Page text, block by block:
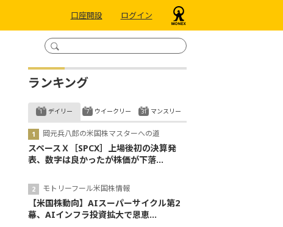
口座開設 ログイン
ランキング
デイリー
岡元兵八郎の米国株マスターへの道
スペースＸ［SPCX］上場後初の決算発
表、数字は良かったが株価が下落...
モトリーフール米国株情報
【米国株動向】AIスーパーサイクル第2
幕、AIインフラ投資拡大で恩恵...
ウイークリー マンスリー